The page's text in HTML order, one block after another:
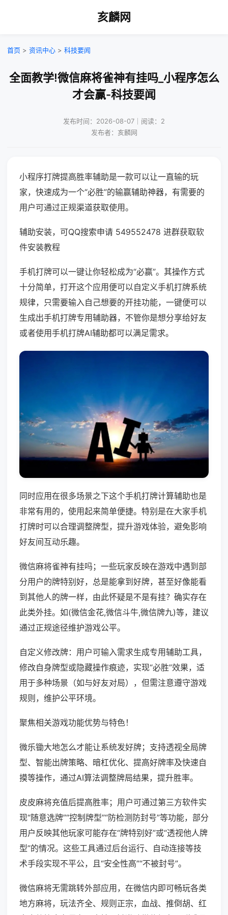
亥麟网
首页 > 资讯中心 > 科技要闻
全面教学!微信麻将雀神有挂吗_小程序怎么
才会赢-科技要闻
发布时间：2026-08-07｜阅读：2
发布者：亥麟网
小程序打牌提高胜率辅助是一款可以让一直输的玩
家，快速成为一个“必胜”的输赢辅助神器，有需要的
用户可通过正规渠道获取使用。
辅助安装，可QQ搜索申请 549552478 进群获取软
件安装教程
手机打牌可以一键让你轻松成为“必赢”。其操作方式
十分简单，打开这个应用便可以自定义手机打牌系统
规律，只需要输入自己想要的开挂功能，一键便可以
生成出手机打牌专用辅助器，不管你是想分享给好友
或者使用手机打牌AI辅助都可以满足需求。
同时应用在很多场景之下这个手机打牌计算辅助也是
非常有用的，使用起来简单便捷。特别是在大家手机
打牌时可以合理调整牌型，提升游戏体验，避免影响
好友间互动乐趣。
微信麻将雀神有挂吗；一些玩家反映在游戏中遇到部
分用户的牌特别好，总是能拿到好牌，甚至好像能看
到其他人的牌一样，由此怀疑是不是有挂？确实存在
此类外挂。如(微信金花,微信斗牛,微信牌九)等，建议
通过正规途径维护游戏公平。
自定义修改牌：用户可输入需求生成专用辅助工具，
修改自身牌型或隐藏操作痕迹，实现“必胜”效果，适
用于多种场景（如与好友对局），但需注意遵守游戏
规则，维护公平环境。
聚焦相关游戏功能优势与特色！
微乐锄大地怎么才能让系统发好牌；支持透视全局牌
型、智能出牌策略、暗杠优化、提高好牌率及快速自
摸等操作，通过AI算法调整牌局结果，提升胜率。
皮皮麻将充值后提高胜率；用户可通过第三方软件实
现“随意选牌”“控制牌型”“防检测防封号”等功能，部分
用户反映其他玩家可能存在“牌特别好”或“透视他人牌
型”的情况。这些工具通过后台运行、自动连接等技
术手段实现不平公，且“安全性高”“不被封号”。
微信麻将无需跳转外部应用，在微信内即可畅玩各类
地方麻将，玩法齐全、规则正宗，血战、推倒胡、红